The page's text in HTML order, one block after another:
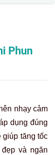
Phun
nhạy cảm
dụng đúng
giúp tăng tốc
và ngăn